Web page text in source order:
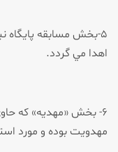
۵-بخش مسابقه پايگاه
اهدا مي گردد.
۶- بخش «مهديه» كه
مهدويت بوده و مورد